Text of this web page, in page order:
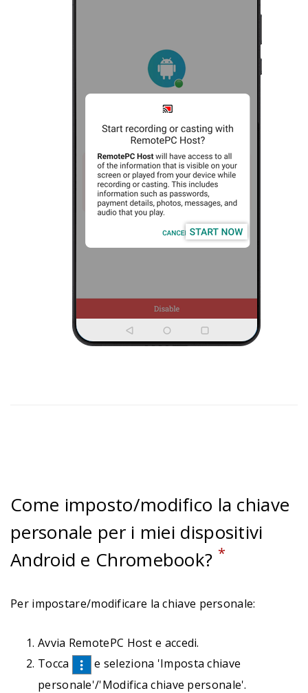
Come imposto/modifico la chiave
personale per i miei dispositivi
Android e Chromebook? *
Per impostare/modificare la chiave personale:
Avvia RemotePC Host e accedi.
Tocca
e seleziona 'Imposta chiave
personale'/'Modifica chiave personale'.